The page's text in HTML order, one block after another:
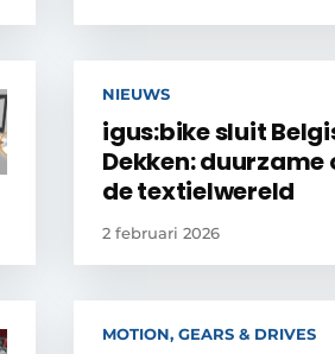
NIEUWS
igus:bike sluit
Dekken:
de textielwereld
2 februari 2026
MOTION, GEARS & DRIVES